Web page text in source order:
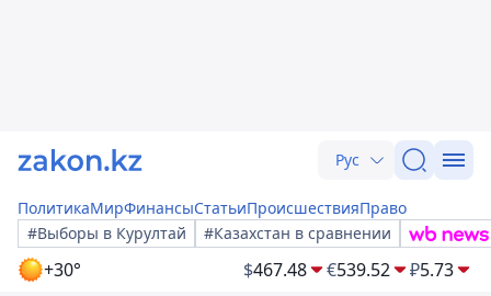
Рус
ПолитикаМирФинансыСтатьиПроисшествияПраво
#Выборы в Курултай
#Казахстан в сравнении
+30° $467.48 €539.52 ₽5.73